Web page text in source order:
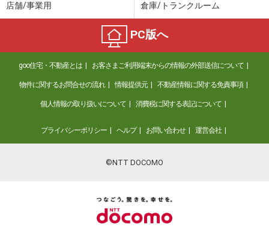
店舗/事業用 倉庫/トランクルーム
PC版へ
goo住宅・不動産とは お客さまご利用端末からの情報の外部送信について
物件に関するお問合せの流れ 情報提供元 不動産情報に関する免責事項
個人情報の取り扱いについて 消費税に関する表記について
プライバシーポリシー ヘルプ お問い合わせ 運営会社
©NTT DOCOMO